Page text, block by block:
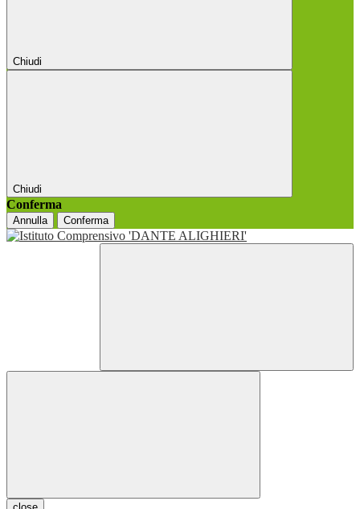
Chiudi
Chiudi
Conferma
Annulla Conferma